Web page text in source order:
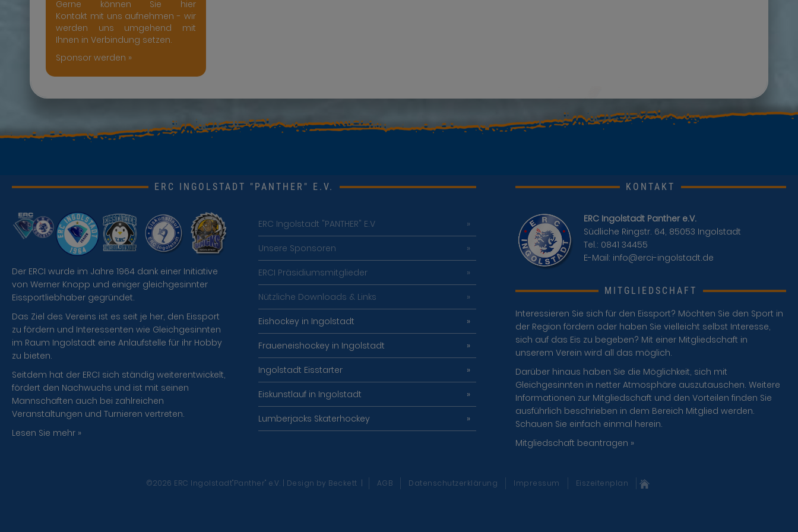
Gerne können Sie hier
Kontakt mit uns aufnehmen - wir
werden uns umgehend mit
Ihnen in Verbindung setzen.
Sponsor werden »
ERC INGOLSTADT "PANTHER" E.V.
Der ERCI wurde im Jahre 1964 dank einer Initiative
von Werner Knopp und einiger gleichgesinnter
Eissportliebhaber gegründet.
Das Ziel des Vereins ist es seit je her, den Eissport
zu fördern und Interessenten wie Gleichgesinnten
im Raum Ingolstadt eine Anlaufstelle für ihr Hobby
zu bieten.
Seitdem hat der ERCI sich ständig weiterentwickelt,
fördert den Nachwuchs und ist mit seinen
Mannschaften auch bei zahlreichen
Veranstaltungen und Turnieren vertreten.
Lesen Sie mehr »
ERC Ingolstadt "PANTHER" E.V
Unsere Sponsoren
ERCI Präsidiumsmitglieder
Nützliche Downloads & Links
Eishockey in Ingolstadt
Fraueneishockey in Ingolstadt
Ingolstadt Eisstarter
Eiskunstlauf in Ingolstadt
Lumberjacks Skaterhockey
KONTAKT
ERC Ingolstadt Panther e.V.
Südliche Ringstr. 64, 85053 Ingolstadt
Tel.: 0841 34455
E-Mail: info@erci-ingolstadt.de
MITGLIEDSCHAFT
Interessieren Sie sich für den Eissport? Möchten Sie den Sport in
der Region fördern oder haben Sie vielleicht selbst Interesse,
sich auf das Eis zu begeben? Mit einer Mitgliedschaft in
unserem Verein wird all das möglich.
Darüber hinaus haben Sie die Möglichkeit, sich mit
Gleichgesinnten in netter Atmosphäre auszutauschen. Weitere
Informationen zur Mitgliedschaft und den Vorteilen finden Sie
ausführlich beschrieben in dem Bereich Mitglied werden.
Schauen Sie einfach einmal herein.
Mitgliedschaft beantragen »
©2026 ERC Ingolstadt"Panther" e.V. | Design by Beckett | AGB Datenschutzerklärung Impressum Eiszeitenplan